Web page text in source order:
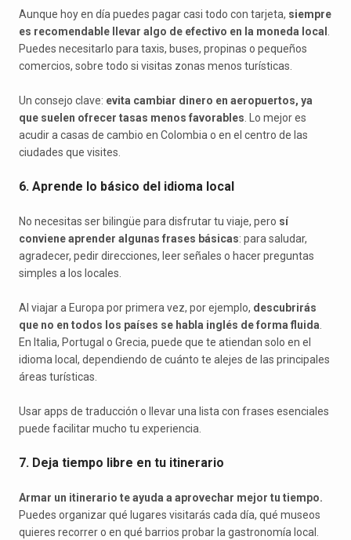
Aunque hoy en día puedes pagar casi todo con tarjeta, siempre
es recomendable llevar algo de efectivo en la moneda local
Puedes necesitarlo para taxis, buses, propinas o pequeños
comercios, sobre todo si visitas zonas menos turísticas.
Un consejo clave: evita cambiar dinero en aeropuertos, ya
que suelen ofrecer tasas menos favorables. Lo mejor es
acudir a casas de cambio en Colombia o en el centro de las
ciudades que visites.
6. Aprende lo básico del idioma local
No necesitas ser bilingüe para disfrutar tu viaje, pero sí
conviene aprender algunas frases básicas: para saludar,
agradecer, pedir direcciones, leer señales o hacer preguntas
simples a los locales.
Al viajar a Europa por primera vez, por ejemplo, descubrirás
que no en todos los países se habla inglés de forma fluida
En Italia, Portugal o Grecia, puede que te atiendan solo en el
idioma local, dependiendo de cuánto te alejes de las principales
áreas turísticas.
Usar apps de traducción o llevar una lista con frases esenciales
puede facilitar mucho tu experiencia.
7. Deja tiempo libre en tu itinerario
Armar un itinerario te ayuda a aprovechar mejor tu tiempo.
Puedes organizar qué lugares visitarás cada día, qué museos
quieres recorrer o en qué barrios probar la gastronomía local.